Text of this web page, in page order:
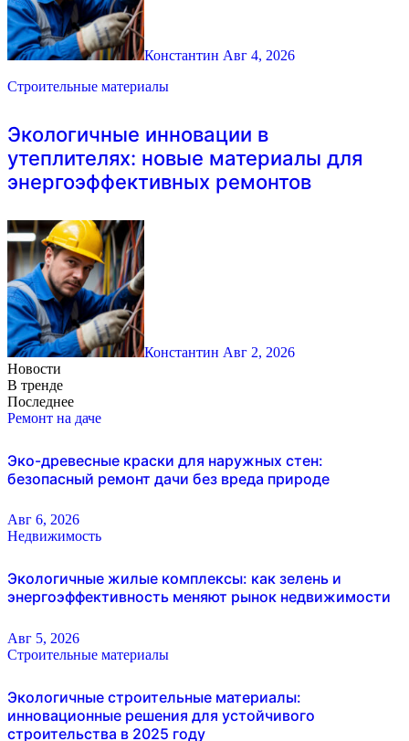
Константин Авг 4, 2026
Строительные материалы
Экологичные инновации в
утеплителях: новые материалы для
энергоэффективных ремонтов
Константин Авг 2, 2026
Новости
В тренде
Последнее
Ремонт на даче
Эко-древесные краски для наружных стен:
безопасный ремонт дачи без вреда природе
Авг 6, 2026
Недвижимость
Экологичные жилые комплексы: как зелень и
энергоэффективность меняют рынок недвижимости
Авг 5, 2026
Строительные материалы
Экологичные строительные материалы:
инновационные решения для устойчивого
строительства в 2025 году